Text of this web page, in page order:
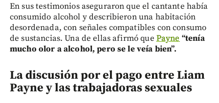
En sus testimonios aseguraron que el cantante había
consumido alcohol y describieron una habitación
desordenada, con señales compatibles con consumo
de sustancias. Una de ellas afirmó que Payne “tenía
mucho olor a alcohol, pero se le veía bien”.
La discusión por el pago entre Liam
Payne y las trabajadoras sexuales